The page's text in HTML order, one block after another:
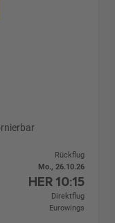
Rückflug
Mo., 26.10.26
HER 10:15
Direktflug
Eurowings